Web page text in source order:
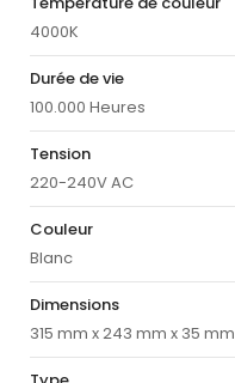
4000K
Durée de vie
100.000 Heures
Tension
220-240V AC
Couleur
Blanc
Dimensions
315 mm x 243 mm x 35 mm